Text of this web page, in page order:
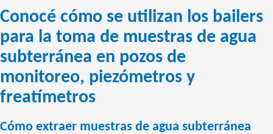
Conocé cómo se utilizan los bailers
para la toma de muestras de agua
subterránea en pozos de
monitoreo, piezómetros y
freatímetros
Cómo extraer muestras de agua subterránea